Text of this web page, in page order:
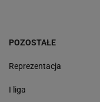
POZOSTAŁE
Reprezentacja
I liga